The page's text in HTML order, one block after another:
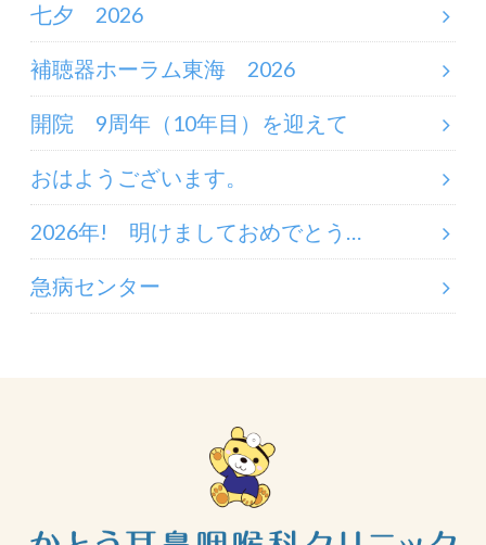
七夕 2026
補聴器ホーラム東海 2026
開院 9周年（10年目）を迎えて
おはようございます。
2026年! 明けましておめでとう…
急病センター